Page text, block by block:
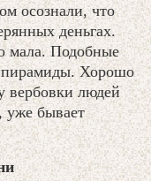
осознали, что
деньгах.
мала. Подобные
пирамиды. Хорошо
вербовки людей
уже бывает